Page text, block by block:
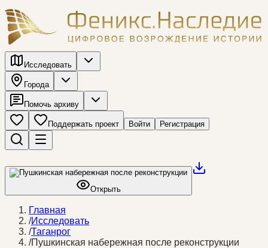
Исследовать
Города
Помочь архиву
Поддержать проект Войти Регистрация
Открыть
Главная
/Исследовать
/Таганрог
/Пушкинская набережная после реконструкции